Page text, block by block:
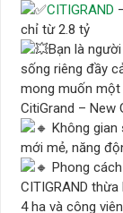
CITIGRAND
chỉ từ 2.8 tỷ
Bạn là
sống riêng đầy
mong muốn một
CitiGrand – New
Không
mới mẻ, năng
Phong
CITIGRAND
4 ha và công